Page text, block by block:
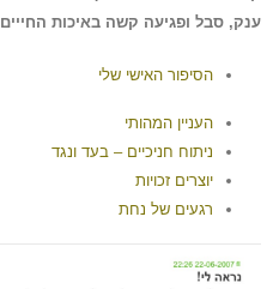
ענק, סבל ופגיעה קשה באיכות
הסיפור האישי שלי
העניין המהותי
ניתוח חניכיים – בעד ונגד
יוצרים זכויות
רגעים של נחת